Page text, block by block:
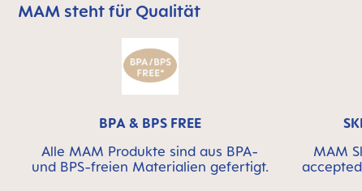
MAM überspringen bedeutet Qualitätssymbolleiste
MAM steht für Qualität
BPA & BPS FREE
Alle MAM Produkte sind aus BPA-
und BPS-freien Materialien gefertigt.
MAM